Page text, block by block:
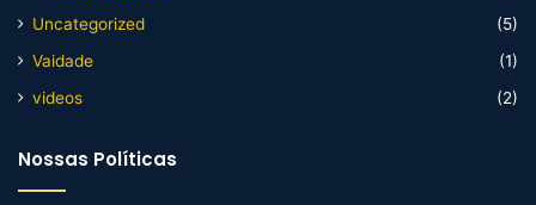
Uncategorized
(5)
Vaidade
(1)
videos
(2)
Nossas Políticas